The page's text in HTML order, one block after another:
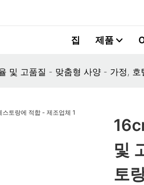
집 제품
및 고품질 - 맞춤형 사양 - 가정,
및
토